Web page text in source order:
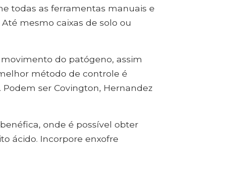
todas as ferramentas manuais e
mesmo caixas de solo ou
do patógeno, assim
método de controle é
ser Covington, Hernandez
onde é possível obter
ácido. Incorpore enxofre